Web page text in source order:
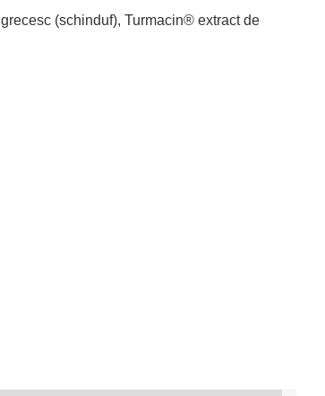
(schinduf), Turmacin® extract de